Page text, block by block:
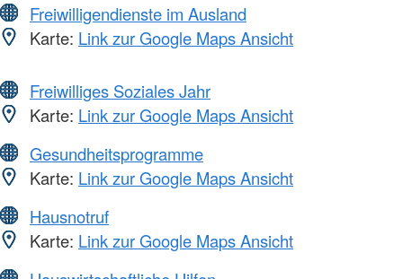
Freiwilligendienste im Ausland
Karte: Link zur Google Maps Ansicht
Freiwilliges Soziales Jahr
Karte: Link zur Google Maps Ansicht
Gesundheitsprogramme
Karte: Link zur Google Maps Ansicht
Hausnotruf
Karte: Link zur Google Maps Ansicht